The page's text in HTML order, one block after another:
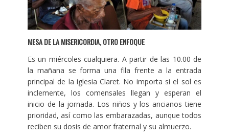
MESA DE LA MISERICORDIA, OTRO ENFOQUE
Es un miércoles cualquiera. A partir de las 10.00 de
la mañana se forma una fila frente a la entrada
principal de la iglesia Claret. No importa si el sol es
inclemente, los comensales llegan y esperan el
inicio de la jornada. Los niños y los ancianos tiene
prioridad, así como las embarazadas, aunque todos
reciben su dosis de amor fraternal y su almuerzo.